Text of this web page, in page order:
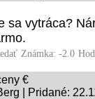
sa vytráca?
Známka: -2.0
€
| Pridané: